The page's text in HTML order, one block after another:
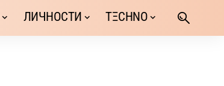
ЛИЧНОСТИ TΞCHNO